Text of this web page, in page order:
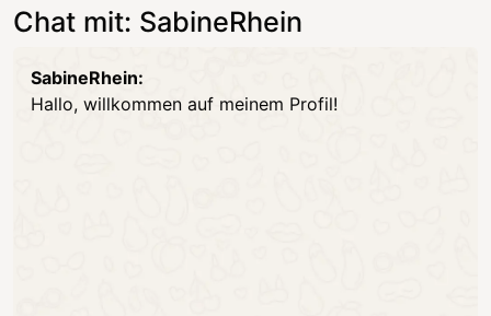
Chat mit: SabineRhein
SabineRhein:
Hallo, willkommen auf meinem Profil!